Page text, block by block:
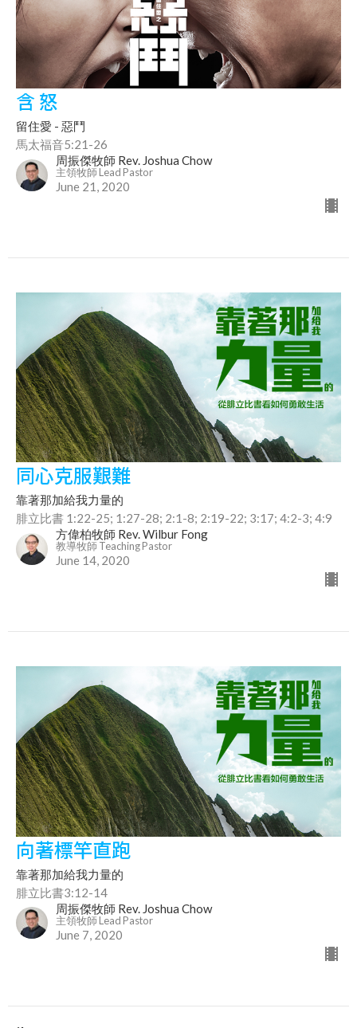
含 怒
留住愛 - 惡鬥
馬太福音5:21-26
周振傑牧師 Rev. Joshua Chow
主領牧師 Lead Pastor
June 21, 2020
同心克服艱難
靠著那加給我力量的
腓立比書 1:22-25; 1:27-28; 2:1-8; 2:19-22; 3:17; 4:2-3; 4:9
方偉柏牧師 Rev. Wilbur Fong
教導牧師 Teaching Pastor
June 14, 2020
向著標竿直跑
靠著那加給我力量的
腓立比書3:12-14
周振傑牧師 Rev. Joshua Chow
主領牧師 Lead Pastor
June 7, 2020